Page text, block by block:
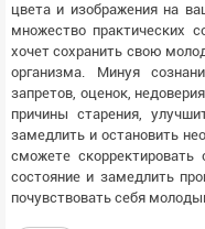
цвета и изображения на
множество практических
хочет сохранить свою
организма. Минуя
запретов, оценок,
причины старения,
замедлить и остановить
сможете скорректировать
состояние и замедлить
почувствовать себя